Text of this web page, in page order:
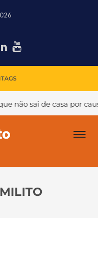
casa por causa de um